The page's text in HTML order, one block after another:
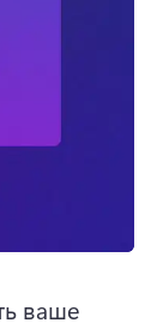
ваше